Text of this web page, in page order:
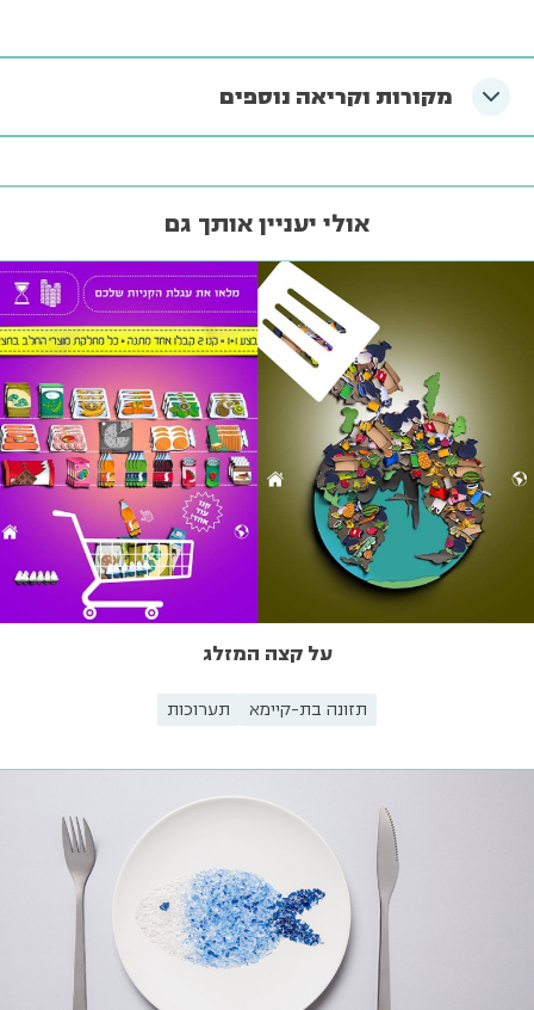
מקורות וקריאה נוספים
אולי יעניין אותך גם
על קצה המזלג
תזונה בת-קיימא תערוכות